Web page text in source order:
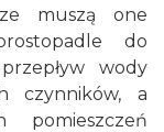
muszą one
do
wody
czynników, a